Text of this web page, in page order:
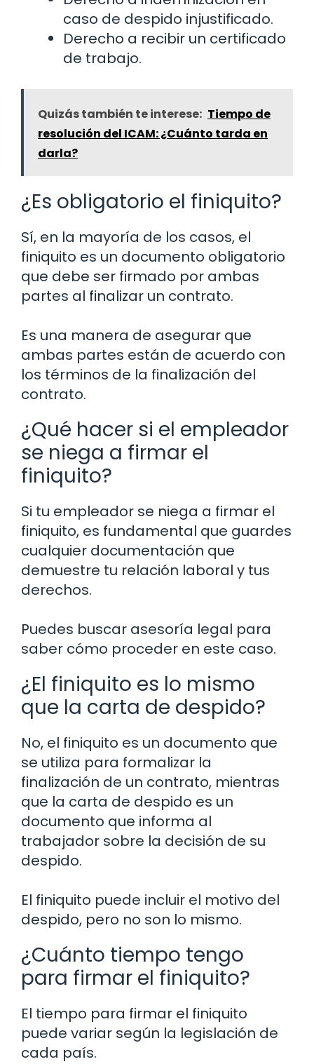
caso de despido injustificado.
Derecho a recibir un certificado
de trabajo.
Quizás también te interese: Tiempo de
resolución del ICAM: ¿Cuánto tarda en
darla?
¿Es obligatorio el finiquito?
Sí, en la mayoría de los casos, el
finiquito es un documento obligatorio
que debe ser firmado por ambas
partes al finalizar un contrato.
Es una manera de asegurar que
ambas partes están de acuerdo con
los términos de la finalización del
contrato.
¿Qué hacer si el empleador
se niega a firmar el
finiquito?
Si tu empleador se niega a firmar el
finiquito, es fundamental que guardes
cualquier documentación que
demuestre tu relación laboral y tus
derechos.
Puedes buscar asesoría legal para
saber cómo proceder en este caso.
¿El finiquito es lo mismo
que la carta de despido?
No, el finiquito es un documento que
se utiliza para formalizar la
finalización de un contrato, mientras
que la carta de despido es un
documento que informa al
trabajador sobre la decisión de su
despido.
El finiquito puede incluir el motivo del
despido, pero no son lo mismo.
¿Cuánto tiempo tengo
para firmar el finiquito?
El tiempo para firmar el finiquito
puede variar según la legislación de
cada país.